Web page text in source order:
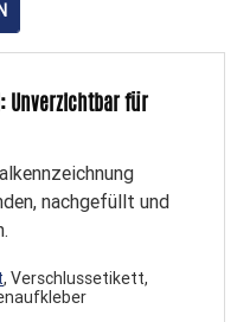
Unverzichtbar für
nachgefüllt und
, Verschlussetikett,